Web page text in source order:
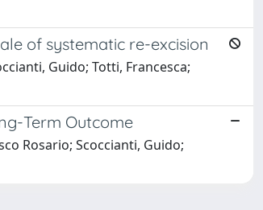
of systematic re-excision
Guido; Totti, Francesca;
Term Outcome
Rosario; Scoccianti, Guido;